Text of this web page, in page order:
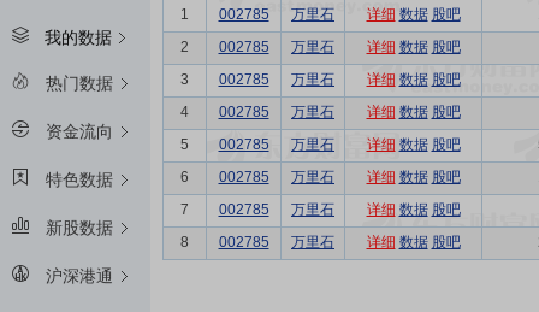
我的数据
热门数据
资金流向
特色数据
新股数据
沪深港通
1 002785 万里石 详细 数据 股吧
2
002785 万里石 详细 数据 股吧
3
002785 万里石 详细 数据 股吧
4
002785 万里石 详细 数据 股吧
5
002785 万里石 详细 数据 股吧
6
002785 万里石 详细 数据 股吧
7
002785 万里石 详细 数据 股吧
8
002785 万里石 详细 数据 股吧